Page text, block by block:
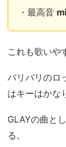
・最高音
これも歌いや
バリバリのロ
はキーはかな
GLAYの曲と
る。